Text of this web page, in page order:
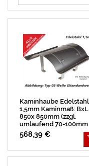
Kaminhaube Edelstahl
1,5mm Kaminmaß:
850x 850mm (zzgl.
umlaufend 70-100mm
Überstand)
568,39 €